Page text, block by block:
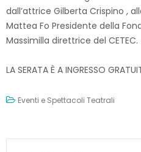
dall’attrice Gilberta Crispino ,
Mattea Fo Presidente della
Massimilla direttrice del CETEC.
LA SERATA È A INGRESSO
Eventi e Spettacoli Teatrali